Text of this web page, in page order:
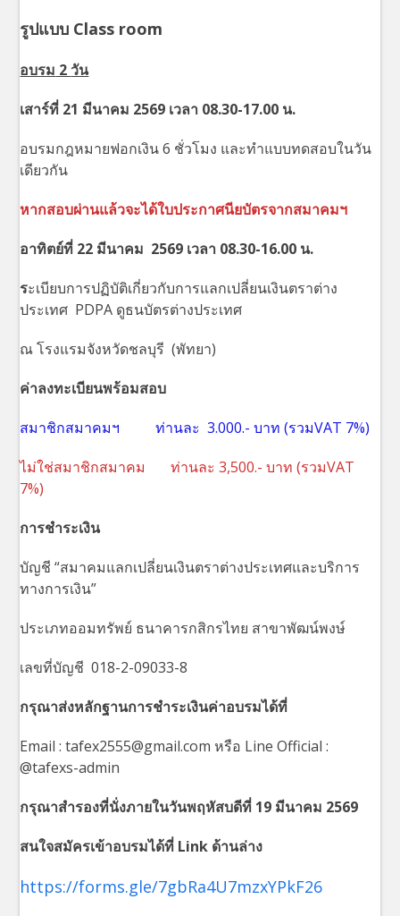
รูปแบบ Class room
อบรม 2วัน
เสาร์ที่ 21 มีนาคม 2569 เวลา 08.30-17.00 น.
อบรมกฎหมายฟอกเงิน 6 ชั่วโมง และทำแบบทดสอบในวัน
เดียวกัน
หากสอบผ่านแล้วจะได้ใบประกาศนียบัตรจากสมาคมฯ
อาทิตย์ที่ 22 มีนาคม 2569 เวลา 08.30-16.00 น.
ระเบียบการปฏิบัติเกี่ยวกับการแลกเปลี่ยนเงินตราต่าง
ประเทศ PDPA ดูธนบัตรต่างประเทศ
ณ โรงแรมจังหวัดชลบุรี (พัทยา)
ค่าลงทะเบียนพร้อมสอบ
สมาชิกสมาคมฯ ท่านละ 3.000.- บาท (รวมVAT 7%)
ไม่ใช่สมาชิกสมาคม ท่านละ 3,500.- บาท (รวมVAT
7%)
การชำระเงิน
บัญชี “สมาคมแลกเปลี่ยนเงินตราต่างประเทศและบริการ
ทางการเงิน”
ประเภทออมทรัพย์ ธนาคารกสิกรไทย สาขาพัฒน์พงษ์
เลขที่บัญชี 018-2-09033-8
กรุณาส่งหลักฐานการชำระเงินค่าอบรมได้ที่
Email : tafex2555@gmail.com หรือ Line Official :
@tafexs-admin
กรุณาสำรองที่นั่งภายในวันพฤหัสบดีที่ 19 มีนาคม 2569
สนใจสมัครเข้าอบรมได้ที่ Link ด้านล่าง
https://forms.gle/7gbRa4U7mzxYPkF26